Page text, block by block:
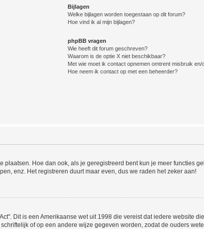
Bijlagen
Welke bijlagen worden toegestaan op dit forum?
Hoe vind ik al mijn bijlagen?
phpBB vragen
Wie heeft dit forum geschreven?
Waarom is de optie X niet beschikbaar?
Met wie moet ik contact opnemen omtrent misbruik
Hoe neem ik contact op met een beheerder?
Hoe dan ook, als je geregistreerd bent kun je meer functies
enz. Het registreren duurt maar even, dus we raden het zeker aan!
Dit is een Amerikaanse wet uit 1998 die vereist dat iedere website
of op een andere wijze gegeven worden, zodat de ouders